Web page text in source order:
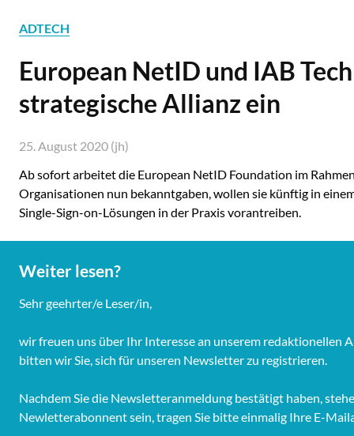
ADTECH
European NetID und IAB
strategische Allianz ein
25. August 2020 (jh)
Ab sofort arbeitet die European NetID Foundation im
Organisationen nun bekanntgaben, wollen sie künftig in
Single-Sign-on-Lösungen in der Praxis vorantreiben.
Weiter lesen?
Sehr geehrter/e Leser/in,
wir freuen uns über Ihr Interesse an unserem redaktionellen
bitten wir Sie, sich für unseren Newsletter zu registrieren.
Nachdem Sie die Newsletteranmeldung bestätigt haben,
Newletterabonnent sein, tragen Sie bitte einmalig Ihre E-